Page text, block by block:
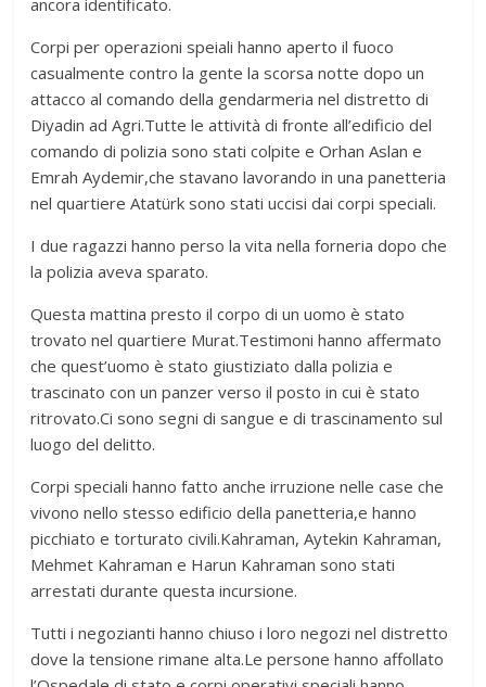
ancora identificato.
Corpi per operazioni speiali hanno aperto il fuoco
casualmente contro la gente la scorsa notte dopo un
attacco al comando della gendarmeria nel distretto di
Diyadin ad Agri.Tutte le attività di fronte all’edificio del
comando di polizia sono stati colpite e Orhan Aslan e
Emrah Aydemir,che stavano lavorando in una panetteria
nel quartiere Atatürk sono stati uccisi dai corpi speciali.
I due ragazzi hanno perso la vita nella forneria dopo che
la polizia aveva sparato.
Questa mattina presto il corpo di un uomo è stato
trovato nel quartiere Murat.Testimoni hanno affermato
che quest’uomo è stato giustiziato dalla polizia e
trascinato con un panzer verso il posto in cui è stato
ritrovato.Ci sono segni di sangue e di trascinamento sul
luogo del delitto.
Corpi speciali hanno fatto anche irruzione nelle case che
vivono nello stesso edificio della panetteria,e hanno
picchiato e torturato civili.Kahraman, Aytekin Kahraman,
Mehmet Kahraman e Harun Kahraman sono stati
arrestati durante questa incursione.
Tutti i negozianti hanno chiuso i loro negozi nel distretto
dove la tensione rimane alta.Le persone hanno affollato